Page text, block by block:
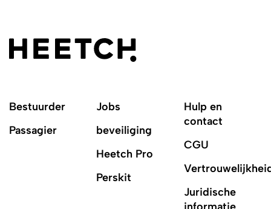
Bestuurder
Passagier
Jobs
beveiliging
Heetch Pro
Perskit
Hulp en
contact
CGU
Juridische
informatie